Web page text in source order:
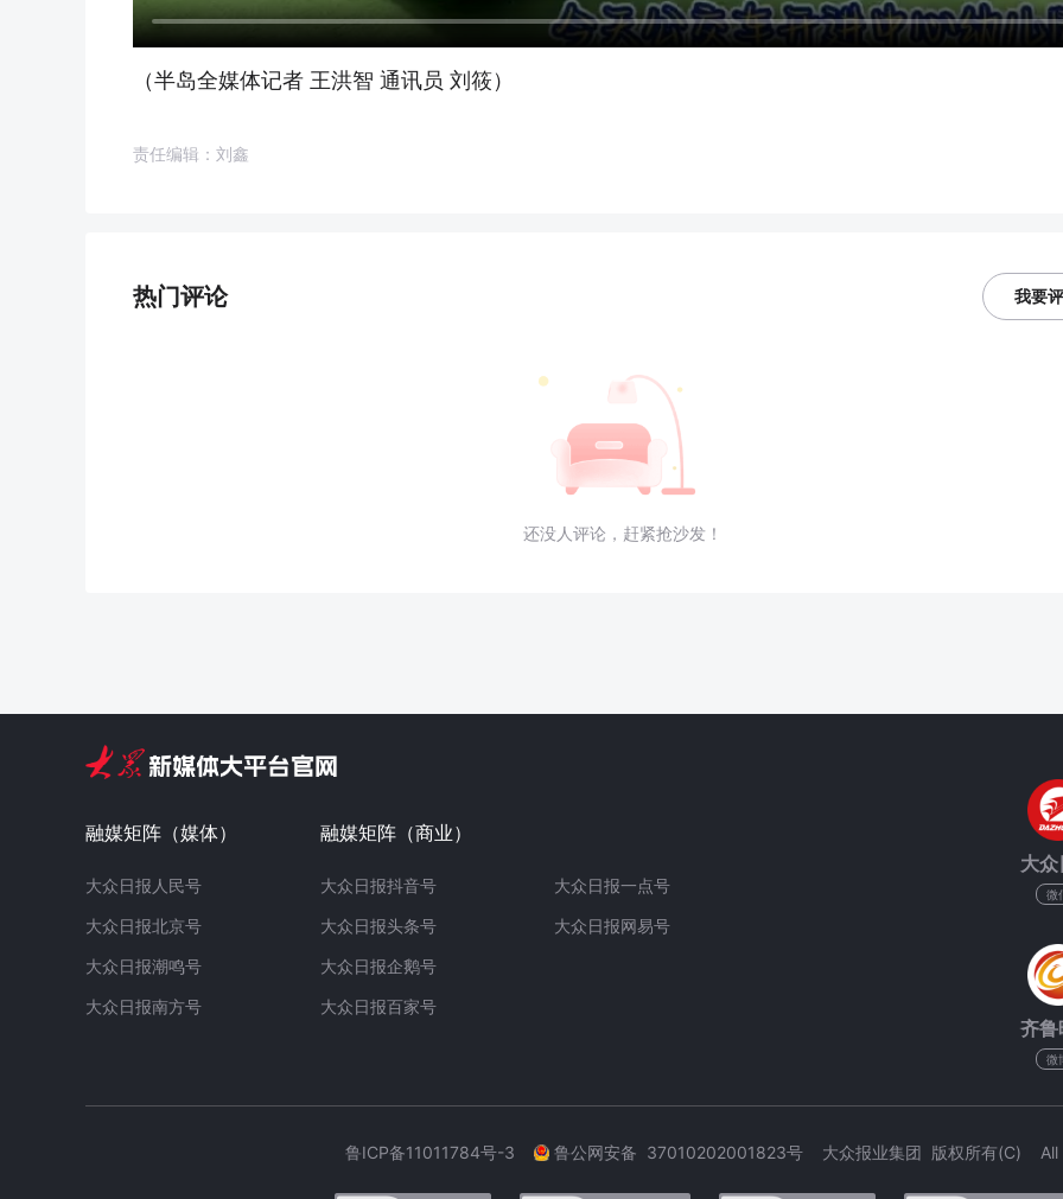
（半岛全媒体记者 王洪智 通讯员 刘筱）
责任编辑：刘鑫
热门评论 我要
还没人评论，赶紧抢沙发！
融媒矩阵（媒体）
大众日报人民号
大众日报北京号
大众日报潮鸣号
大众日报南方号
融媒矩阵（商业）
大众日报抖音号
大众日报头条号
大众日报企鹅号
大众日报百家号
大众日报一点号
大众日报网易号
大
微
齐鲁
微
鲁ICP备11011784号-3 鲁公网安备 37010202001823号 大众报业集团 版权所有(C)